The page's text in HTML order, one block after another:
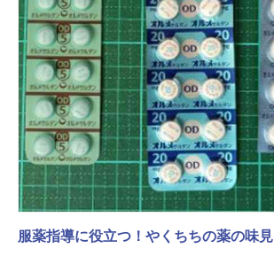
服薬指導に役立つ！やくちちの薬の味見